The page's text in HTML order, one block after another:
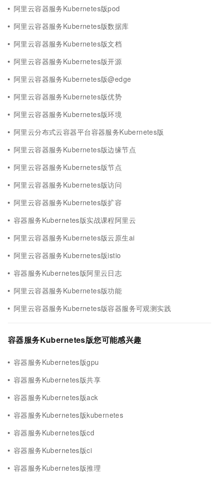
阿里云容器服务Kubernetes版pod
阿里云容器服务Kubernetes版数据库
阿里云容器服务Kubernetes版文档
阿里云容器服务Kubernetes版开源
阿里云容器服务Kubernetes版@edge
阿里云容器服务Kubernetes版优势
阿里云容器服务Kubernetes版环境
阿里云分布式云容器平台容器服务Kubernetes版
阿里云容器服务Kubernetes版边缘节点
阿里云容器服务Kubernetes版节点
阿里云容器服务Kubernetes版访问
阿里云容器服务Kubernetes版扩容
容器服务Kubernetes版实战课程阿里云
阿里云容器服务Kubernetes版云原生ai
阿里云容器服务Kubernetes版istio
容器服务Kubernetes版阿里云日志
阿里云容器服务Kubernetes版功能
阿里云容器服务Kubernetes版容器服务可观测实践
容器服务Kubernetes版您可能感兴趣
容器服务Kubernetes版gpu
容器服务Kubernetes版共享
容器服务Kubernetes版ack
容器服务Kubernetes版kubernetes
容器服务Kubernetes版cd
容器服务Kubernetes版ci
容器服务Kubernetes版推理